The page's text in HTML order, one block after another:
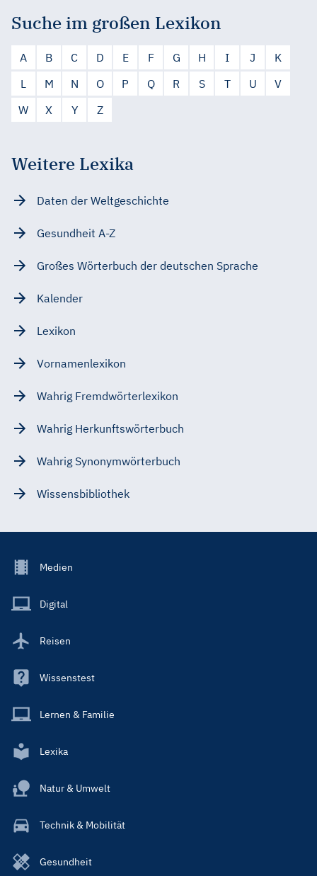
Suche im großen Lexikon
A B C D E F G H I J
K
L
M N O P Q R S T U
V
W
X Y Z
Weitere Lexika
Daten der Weltgeschichte
Gesundheit A-Z
Großes Wörterbuch der deutschen Sprache
Kalender
Lexikon
Vornamenlexikon
Wahrig Fremdwörterlexikon
Wahrig Herkunftswörterbuch
Wahrig Synonymwörterbuch
Wissensbibliothek
Footer
Main
Medien
Digital
Reisen
Wissenstest
Lernen & Familie
Lexika
Natur & Umwelt
Technik & Mobilität
Gesundheit